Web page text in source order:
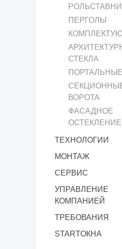
РОЛЬСТАВНИ
ПЕРГОЛЫ
СТЕКЛА
ВОРОТА
ФАСАДНОЕ
ОСТЕКЛЕНИЕ
ТЕХНОЛОГИИ
МОНТАЖ
СЕРВИС
УПРАВЛЕНИЕ
КОМПАНИЕЙ
ТРЕБОВАНИЯ
STARTОКНА